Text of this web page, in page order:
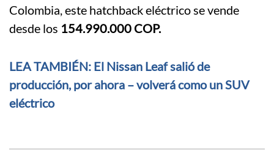
Colombia, este hatchback eléctrico se vende
desde los 154.990.000 COP.
LEA TAMBIÉN: El Nissan Leaf salió de
producción, por ahora – volverá como un SUV
eléctrico